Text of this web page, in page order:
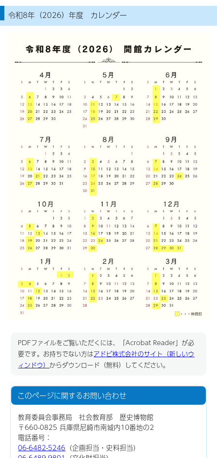
令和8年（2026）年度 カレンダー
PDFファイルをご覧いただくには、「Acrobat Reader」が必
要です。お持ちでない方はアドビ株式会社のサイト（新しいウ
ィンドウ） からダウンロード（無料）してください。
このページに関するお問い合わせ
教育委員会事務局 社会教育部 歴史博物館
〒660-0825 兵庫県尼崎市南城内10番地の2
電話番号：
06-6482-5246 （企画担当・史料担当）